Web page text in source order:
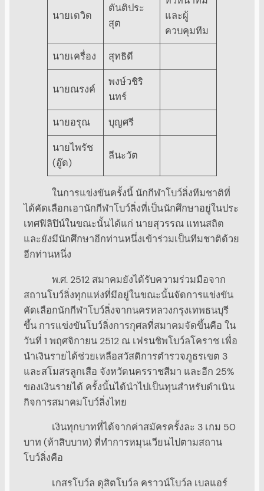
นายเดวิด
ตันติประ
สุต
และผู้
ควบคุมทีม
นายเครื่อง สุทธิดี
นายณรงค์
พงษ์วชิริ
นทร์
นายอรุณ บุญศรี
นายไพรัช
(อู๊ด)
ลีนะวัต
ในการแข่งขันครั้งนี้ นักกีฬาโบว์ลิ่งทีมชาติที่
ได้คัดเลือกเอานักกีฬาโบว์ลิ่งที่เป็นนักศึกษาอยู่ในประ
เทศฟิลิปิน์ในขณะนั้นได้แก่ นายสุวรรณ แทนสถิต
และยังมีนักศึกษาอีกท่านหนึ่งเข้าร่วมเป็นทีมชาติด้วย
อีกท่านหนึ่ง
พ.ศ. 2512 สมาคมยังได้รับความร่วมมือจาก
สถานโบว์ลิ่งทุกแห่งที่มีอยู่ในขณะนั้นจัดการแข่งขัน
คัดเลือกนักกีฬาโบว์ลิ่งจากนครหลวงกรุงเทพธนบุรี
ขึ้น การแข่งขันโบว์ลิ่งการกุศลที่สมาคมจัดขึ้นคือ ใน
วันที่ 1 พฤศจิกายน 2512 ณ เฟรนชิพโบว์ลโคราช เพื่อ
นำเงินรายได้ช่วยเหลือสวัสดิการตำรวจภูธรเขต 3
และสโมสรลูกเสือ จังหวัดนครราชสีมา และอีก 25%
ของเงินรายได้ ครั้งนั้นได้นำไปเป็นทุนสำหรับดำเนิน
กิจการสมาคมโบว์ลิ่งไทย
เงินทุกบาทที่ได้จากค่าสมัครครั้งละ 3 เกม 50
บาท (ห้าสิบบาท) ที่ทำการหมุนเวียนไปตามสถาน
โบว์ลิ่งคือ
เกสรโบว์ล ดุสิตโบว์ล คราวน์โบว์ล เบลแอร์